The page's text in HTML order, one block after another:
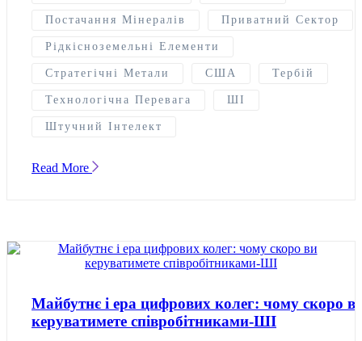
Постачання Мінералів Приватний Сектор
Рідкісноземельні Елементи
Стратегічні Метали США Тербій
Технологічна Перевага ШІ
Штучний Інтелект
Read More
Майбутнє і ера цифрових колег: чому скоро
керуватимете співробітниками-ШІ